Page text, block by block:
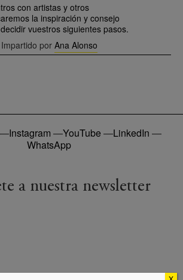
con artistas y otros
la inspiración y consejo
vuestros siguientes pasos.
Impartido por Ana Alonso
—Instagram —YouTube —LinkedIn —
WhatsApp
a nuestra newsletter